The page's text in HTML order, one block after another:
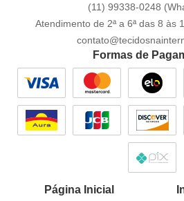
(11) 99338-0248
Atendimento de 2ª a 6ª das 8 às
Formas de
Página Inicial